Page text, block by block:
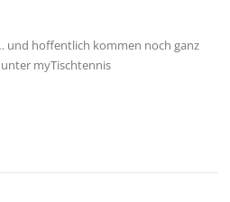
und hoffentlich kommen noch ganz
myTischtennis